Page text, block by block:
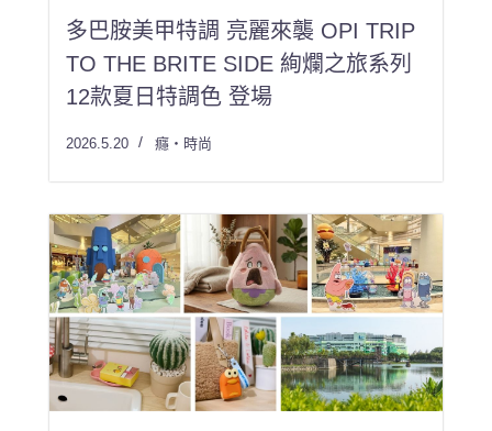
多巴胺美甲特調 亮麗來襲 OPI TRIP
TO THE BRITE SIDE 絢爛之旅系列
12款夏日特調色 登場
2026.5.20 癮・時尚